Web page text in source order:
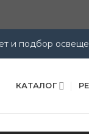
и подбор
КАТАЛОГ